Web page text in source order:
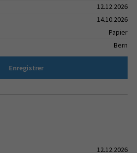
12.12.2026
14.10.2026
Papier
Bern
Enregistrer
12.12.2026